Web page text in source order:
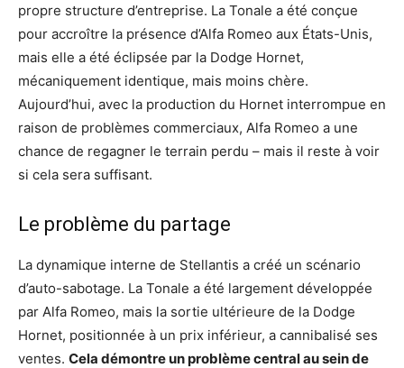
propre structure d’entreprise. La Tonale a été conçue
pour accroître la présence d’Alfa Romeo aux États-Unis,
mais elle a été éclipsée par la Dodge Hornet,
mécaniquement identique, mais moins chère.
Aujourd’hui, avec la production du Hornet interrompue en
raison de problèmes commerciaux, Alfa Romeo a une
chance de regagner le terrain perdu – mais il reste à voir
si cela sera suffisant.
Le problème du partage
La dynamique interne de Stellantis a créé un scénario
d’auto-sabotage. La Tonale a été largement développée
par Alfa Romeo, mais la sortie ultérieure de la Dodge
Hornet, positionnée à un prix inférieur, a cannibalisé ses
ventes. Cela démontre un problème central au sein de